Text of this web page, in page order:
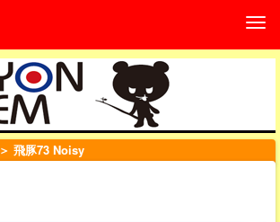
＞ 飛豚73 Noisy